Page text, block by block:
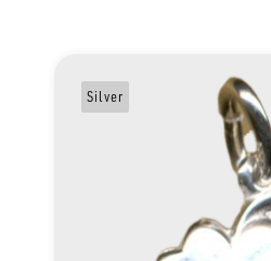
Silver